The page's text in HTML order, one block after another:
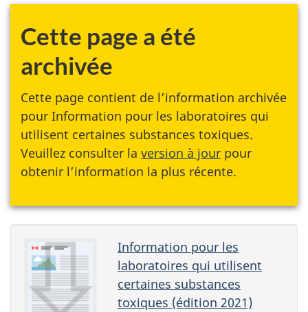
Cette page a été
archivée
Cette page contient de l’information archivée
pour Information pour les laboratoires qui
utilisent certaines substances toxiques.
Veuillez consulter la version à jour pour
obtenir l’information la plus récente.
Information pour les
laboratoires qui utilisent
certaines substances
toxiques (édition 2021)